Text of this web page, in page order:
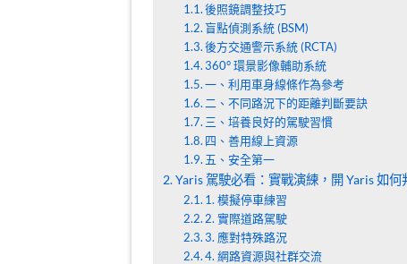
後照鏡調整技巧
盲點偵測系統 (BSM)
後方交通警示系統 (RCTA)
360° 環景影像輔助系統
一、利用車身線條作為參考
二、不同路況下的距離判斷要訣
三、培養良好的駕駛習慣
四、善用線上資源
五、安全第一
Yaris 駕駛必看：實戰演練，開 Yaris 如何
1. 模擬停車練習
2. 實際道路駕駛
3. 應對特殊路況
4. 網路資源與社群交流